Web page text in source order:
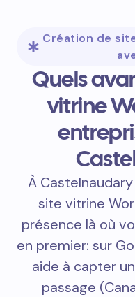
Création de
Quels
vitrine
À
site vitrine
présence là où
en premier: sur
aide à capter
passage